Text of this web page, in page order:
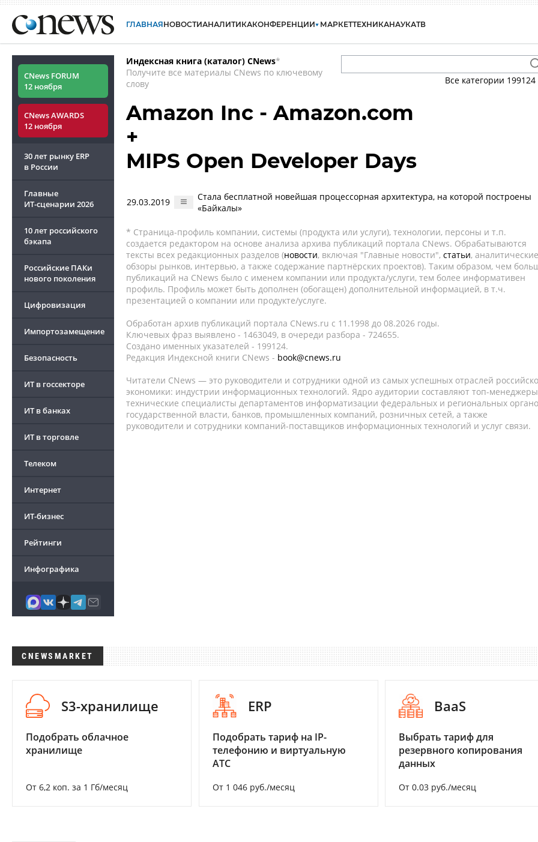
ГЛАВНАЯНОВОСТИАНАЛИТИКАКОНФЕРЕНЦИИ МАРКЕТТЕХНИКАНАУКАТВ
CNews FORUM
12 ноября
CNews AWARDS
12 ноября
30 лет рынку ERP
в России
Главные
ИТ-сценарии 2026
10 лет российского
бэкапа
Российские ПАКи
нового поколения
Цифровизация
Импортозамещение
Безопасность
ИТ в госсекторе
ИТ в банках
ИТ в торговле
Телеком
Интернет
ИТ-бизнес
Рейтинги
Инфографика
Индексная книга (каталог) CNews*
Получите все материалы CNews по ключевому
слову
Все категории 199124
Amazon Inc - Amazon.com
+
MIPS Open Developer Days
29.03.2019
Стала бесплатной новейшая процессорная архитектура, на которой построены
«Байкалы»
* Страница-профиль компании, системы (продукта или услуги), технологии, персоны и т.п.
создается редактором на основе анализа архива публикаций портала CNews. Обрабатываются
тексты всех редакционных разделов (новости, включая "Главные новости", статьи, аналитические
обзоры рынков, интервью, а также содержание партнёрских проектов). Таким образом, чем
публикаций на CNews было с именем компании или продукта/услуги, тем более информативен
профиль. Профиль может быть дополнен (обогащен) дополнительной информацией, в т.ч.
презентацией о компании или продукте/услуге.
Обработан архив публикаций портала CNews.ru c 11.1998 до 08.2026 годы.
Ключевых фраз выявлено - 1463049, в очереди разбора - 724655.
Создано именных указателей - 199124.
Редакция Индексной книги CNews - book@cnews.ru
Читатели CNews — это руководители и сотрудники одной из самых успешных отраслей
экономики: индустрии информационных технологий. Ядро аудитории составляют топ-
технические специалисты департаментов информатизации федеральных и региональных
государственной власти, банков, промышленных компаний, розничных сетей, а также
руководители и сотрудники компаний-поставщиков информационных технологий и услуг связи.
CNEWSMARKET
S3-хранилище
Подобрать облачное
хранилище
От 6,2 коп. за 1 Гб/месяц
ERP
Подобрать тариф на IP-
телефонию и виртуальную
АТС
От 1 046 руб./месяц
BaaS
Выбрать тариф для
резервного копирования
данных
От 0.03 руб./месяц